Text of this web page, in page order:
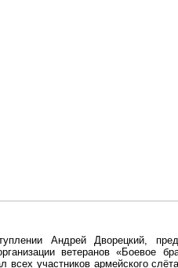
Андрей Дворецкий,
ветеранов «Боевое
всех участников армейского